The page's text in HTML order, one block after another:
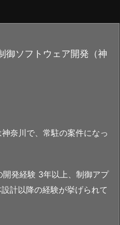
御ソフトウェア開発（神
奈川で、常駐の案件になっ
発経験 3年以上、制御アプ
計以降の経験が挙げられて